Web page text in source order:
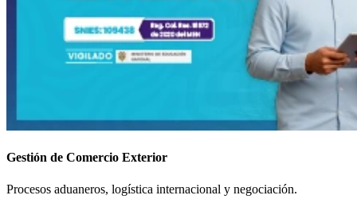
Gestión de Comercio Exterior
Procesos aduaneros, logística internacional y negociación.